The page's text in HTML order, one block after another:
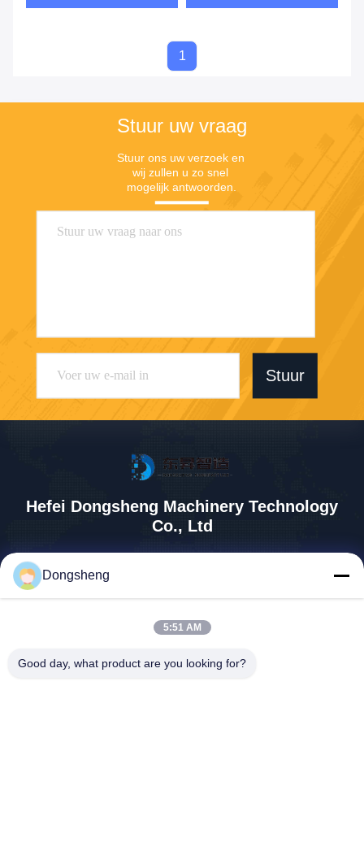
1
Stuur uw vraag
Stuur ons uw verzoek en
wij zullen u zo snel
mogelijk antwoorden.
Stuur
Hefei Dongsheng Machinery Technology
Co., Ltd
No.2606, Jixian-Road, Econ
omische Ontwikkelingsstree
k, Hefei, Anhui, China
Dongsheng
5:51 AM
Good day, what product are you looking for?